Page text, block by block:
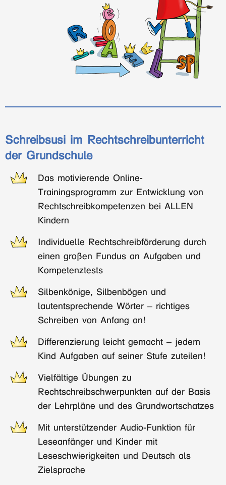
Schreibsusi im Rechtschreibunterricht
der Grundschule
Das motivierende Online-
Trainingsprogramm zur Entwicklung von
Rechtschreibkompetenzen bei ALLEN
Kindern
Individuelle Rechtschreibförderung durch
einen großen Fundus an Aufgaben und
Kompetenztests
Silbenkönige, Silbenbögen und
lautentsprechende Wörter – richtiges
Schreiben von Anfang an!
Differenzierung leicht gemacht – jedem
Kind Aufgaben auf seiner Stufe zuteilen!
Vielfältige Übungen zu
Rechtschreibschwerpunkten auf der Basis
der Lehrpläne und des Grundwortschatzes
Mit unterstützender Audio-Funktion für
Leseanfänger und Kinder mit
Leseschwierigkeiten und Deutsch als
Zielsprache